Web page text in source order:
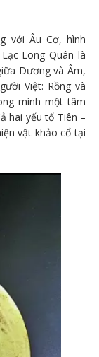
với Âu Cơ, hình
Long Quân là
Dương và Âm,
Việt: Rồng và
mình một tâm
hai yếu tố Tiên –
vật khảo cổ tại